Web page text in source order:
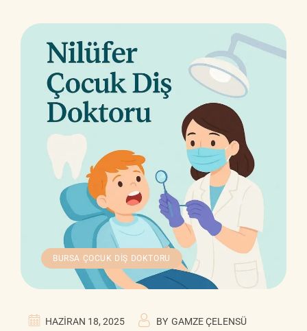
BURSA ÇOCUK DIŞ DOKTORU
HAZIRAN 18, 2025 BY GAMZE ÇELENSÜ